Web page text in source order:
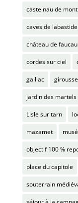
castelnau de
caves de
château de
cordes sur ciel
gaillac
jardin des martels
Lisle sur tarn
mazamet
objectif 100 %
place du capitole
souterrain